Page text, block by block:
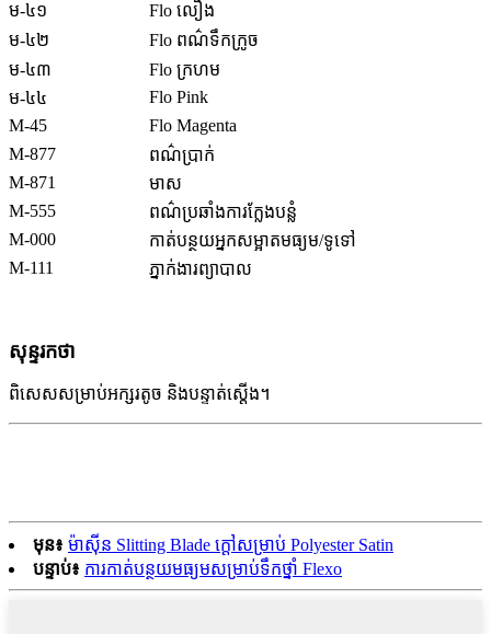
ម-៤១
Flo លឿង
ម-៤២
Flo ពណ៌ទឹកក្រូច
ម-៤៣
Flo ក្រហម
ម-៤៤
Flo Pink
M-45
Flo Magenta
M-877
ពណ៌ប្រាក់
M-871
មាស
M-555
ពណ៌ប្រឆាំងការក្លែងបន្លំ
M-000
កាត់បន្ថយអ្នកសម្អាតមធ្យម/ទូទៅ
M-111
ភ្នាក់ងារព្យាបាល
សុន្ទរកថា
ពិសេសសម្រាប់អក្សរតូច និងបន្ទាត់ស្តើង។
មុន៖ ម៉ាស៊ីន Slitting Blade ក្តៅសម្រាប់ Polyester Satin
បន្ទាប់៖ ការកាត់បន្ថយមធ្យមសម្រាប់ទឹកថ្នាំ Flexo